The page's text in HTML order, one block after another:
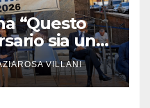
“Questo
sia un
VILLANI